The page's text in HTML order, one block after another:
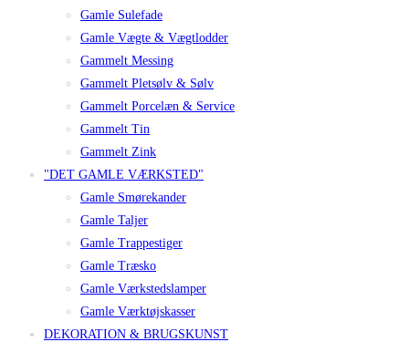
Gamle Sulefade
Gamle Vægte & Vægtlodder
Gammelt Messing
Gammelt Pletsølv & Sølv
Gammelt Porcelæn & Service
Gammelt Tin
Gammelt Zink
"DET GAMLE VÆRKSTED"
Gamle Smørekander
Gamle Taljer
Gamle Trappestiger
Gamle Træsko
Gamle Værkstedslamper
Gamle Værktøjskasser
DEKORATION & BRUGSKUNST